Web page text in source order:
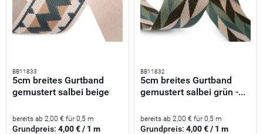
BB11833
5cm breites Gurtband
gemustert salbei beige
bereits ab 2,00 € für 0,5 m
Grundpreis:4,00 € / 1 m
BB11832
5cm breites Gurtband
gemustert salbei grün -...
bereits ab 2,00 € für 0,5 m
Grundpreis:4,00 € / 1 m